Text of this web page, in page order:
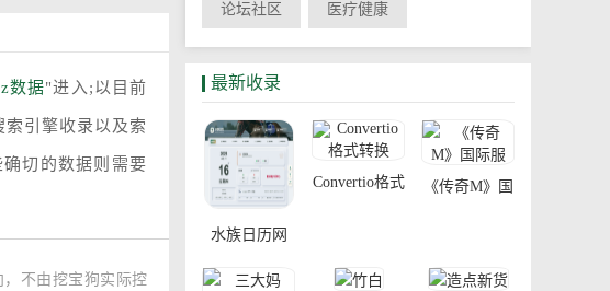
数据"进入;以目前
引擎收录以及索
切的数据则需要
不由挖宝狗实际控
论坛社区 医疗健康
最新收录
水族日历网
Convertio格式 《传奇M》国